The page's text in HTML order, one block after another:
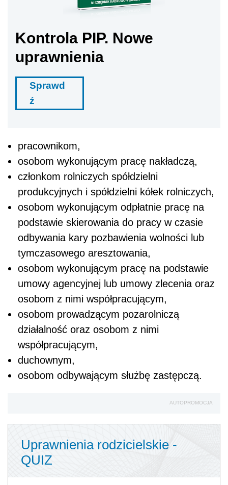
Kontrola PIP. Nowe
uprawnienia
Sprawd
ź
pracownikom,
osobom wykonującym pracę nakładczą,
członkom rolniczych spółdzielni
produkcyjnych i spółdzielni kółek rolniczych,
osobom wykonującym odpłatnie pracę na
podstawie skierowania do pracy w czasie
odbywania kary pozbawienia wolności lub
tymczasowego aresztowania,
osobom wykonującym pracę na podstawie
umowy agencyjnej lub umowy zlecenia oraz
osobom z nimi współpracującym,
osobom prowadzącym pozarolniczą
działalność oraz osobom z nimi
współpracującym,
duchownym,
osobom odbywającym służbę zastępczą.
AUTOPROMOCJA
Uprawnienia rodzicielskie -
QUIZ